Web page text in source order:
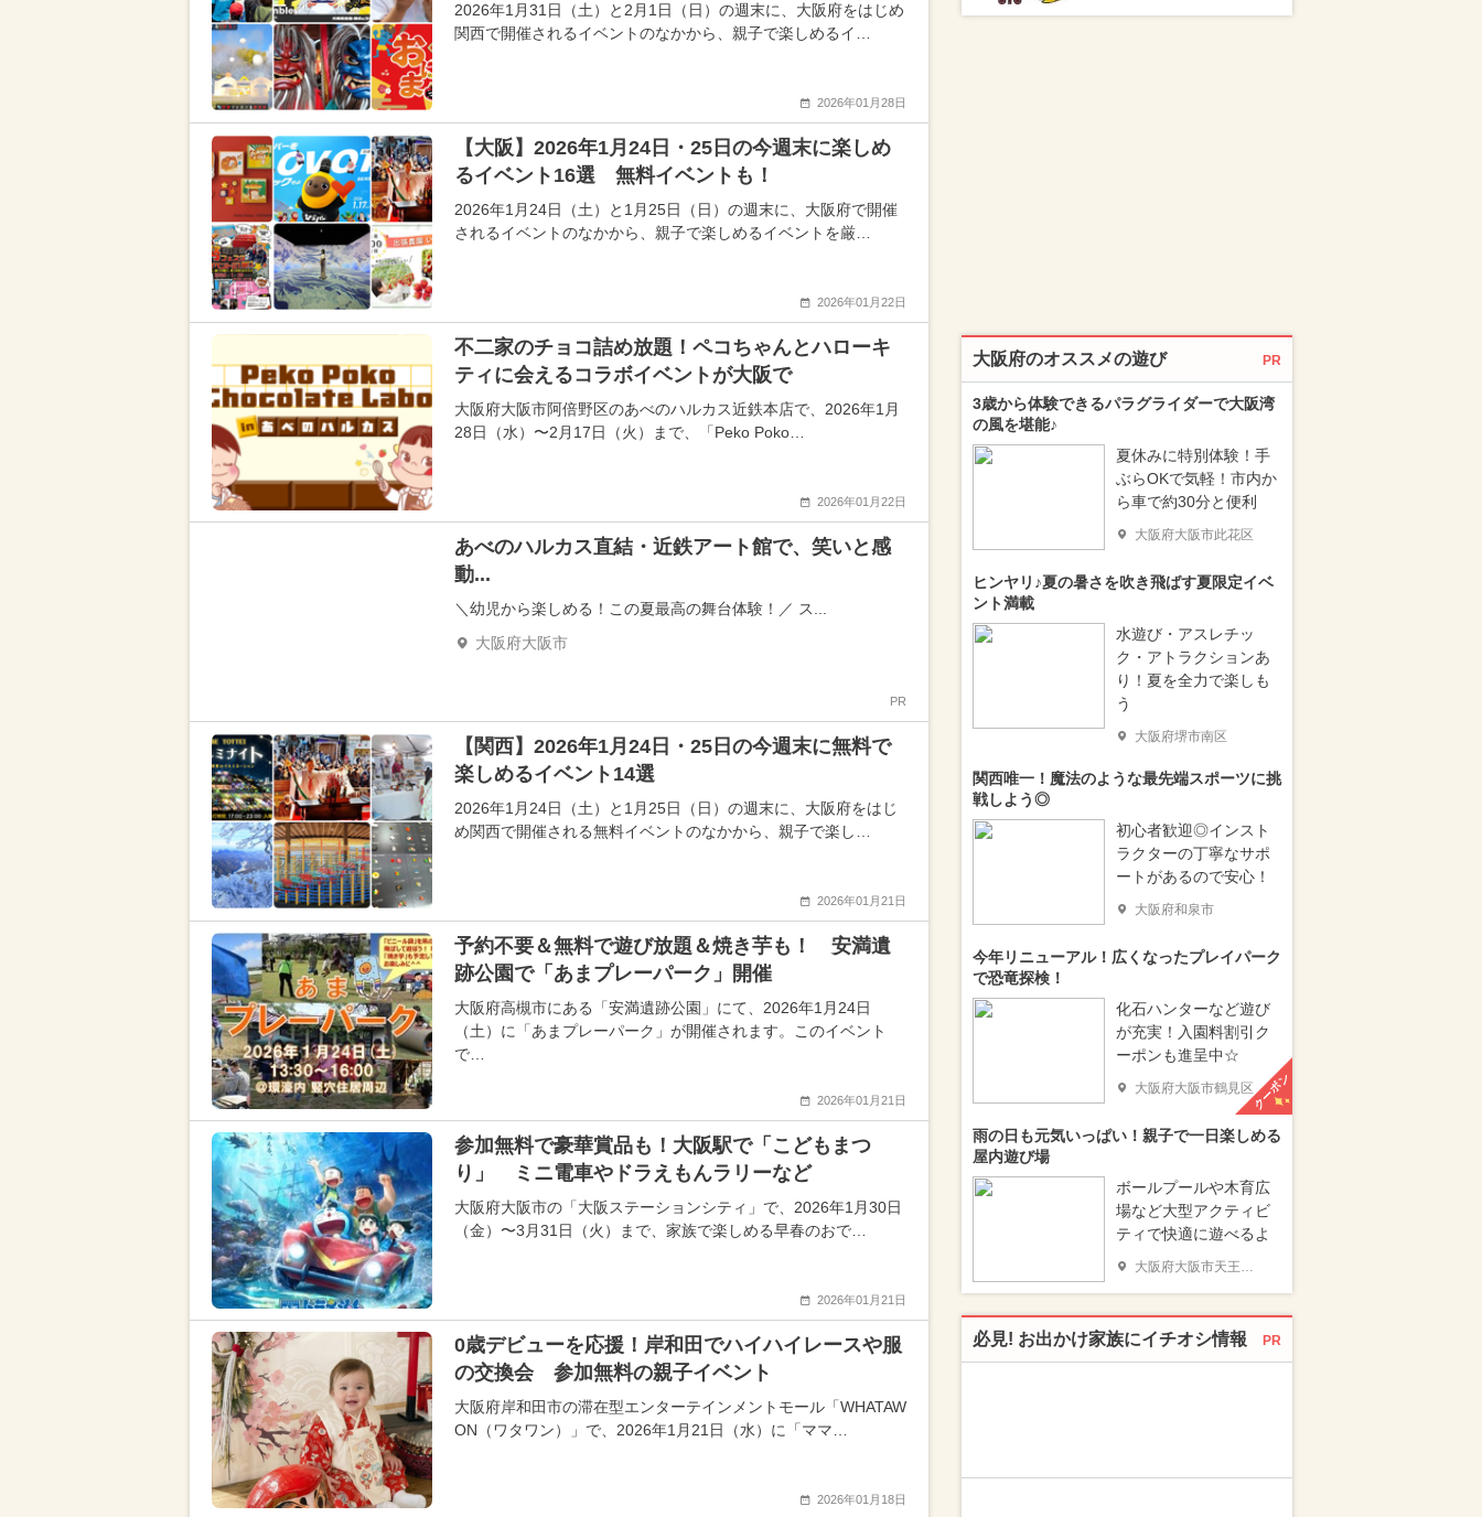
2026年1月31日（土）と2月1日（日）の週末に、大阪府をはじめ
関西で開催されるイベントのなかから、親子で楽しめるイ…
2026年01月28日
【大阪】2026年1月24日・25日の今週末に楽しめ
るイベント16選 無料イベントも！
2026年1月24日（土）と1月25日（日）の週末に、大阪府で開催
されるイベントのなかから、親子で楽しめるイベントを厳…
2026年01月22日
不二家のチョコ詰め放題！ペコちゃんとハローキ
ティに会えるコラボイベントが大阪で
大阪府大阪市阿倍野区のあべのハルカス近鉄本店で、2026年1月
28日（水）〜2月17日（火）まで、「Peko Poko…
2026年01月22日
あべのハルカス直結・近鉄アート館で、笑いと感
動...
＼幼児から楽しめる！この夏最高の舞台体験！／ ス...
大阪府大阪市
PR
【関西】2026年1月24日・25日の今週末に無料で
楽しめるイベント14選
2026年1月24日（土）と1月25日（日）の週末に、大阪府をはじ
め関西で開催される無料イベントのなかから、親子で楽し…
2026年01月21日
予約不要＆無料で遊び放題＆焼き芋も！ 安満遺
跡公園で「あまプレーパーク」開催
大阪府高槻市にある「安満遺跡公園」にて、2026年1月24日
（土）に「あまプレーパーク」が開催されます。このイベント
で…
2026年01月21日
参加無料で豪華賞品も！大阪駅で「こどもまつ
り」 ミニ電車やドラえもんラリーなど
大阪府大阪市の「大阪ステーションシティ」で、2026年1月30日
（金）〜3月31日（火）まで、家族で楽しめる早春のおで…
2026年01月21日
0歳デビューを応援！岸和田でハイハイレースや服
の交換会 参加無料の親子イベント
大阪府岸和田市の滞在型エンターテインメントモール「WHATAW
ON（ワタワン）」で、2026年1月21日（水）に「ママ…
2026年01月18日
大阪府のオススメの遊び PR
3歳から体験できるパラグライダーで大阪湾
の風を堪能♪
夏休みに特別体験！手
ぶらOKで気軽！市内か
ら車で約30分と便利
大阪府大阪市此花区
ヒンヤリ♪夏の暑さを吹き飛ばす夏限定イベ
ント満載
水遊び・アスレチッ
ク・アトラクションあ
り！夏を全力で楽しも
う
大阪府堺市南区
関西唯一！魔法のような最先端スポーツに挑
戦しよう◎
初心者歓迎◎インスト
ラクターの丁寧なサポ
ートがあるので安心！
大阪府和泉市
今年リニューアル！広くなったプレイパーク
で恐竜探検！
化石ハンターなど遊び
が充実！入園料割引ク
ーポンも進呈中☆
大阪府大阪市鶴見区クーポン
雨の日も元気いっぱい！親子で一日楽しめる
屋内遊び場
ボールプールや木育広
場など大型アクティビ
ティで快適に遊べるよ
大阪府大阪市天王寺区
必見! お出かけ家族にイチオシ情報 PR